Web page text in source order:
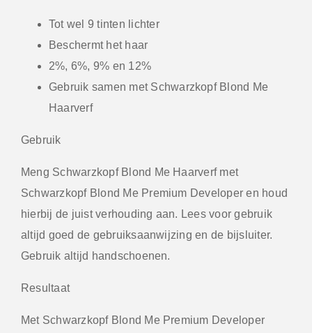
Tot wel 9 tinten lichter
Beschermt het haar
2%, 6%, 9% en 12%
Gebruik samen met Schwarzkopf Blond Me
Haarverf
Gebruik
Meng Schwarzkopf Blond Me Haarverf met
Schwarzkopf Blond Me Premium Developer en houd
hierbij de juist verhouding aan. Lees voor gebruik
altijd goed de gebruiksaanwijzing en de bijsluiter.
Gebruik altijd handschoenen.
Resultaat
Met Schwarzkopf Blond Me Premium Developer